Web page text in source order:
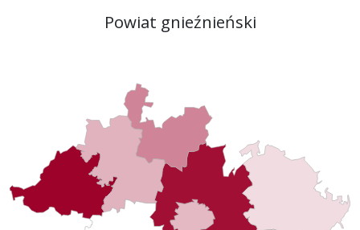
Powiat gnieźnieński